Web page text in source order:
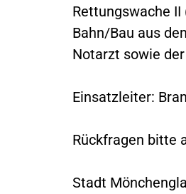
Rettungswache
Bahn/Bau aus
Notarzt sowie
Einsatzleiter:
Rückfragen bitte
Stadt